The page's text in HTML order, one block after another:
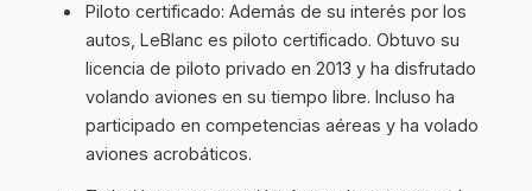
Piloto certificado: Además de su interés por los
autos, LeBlanc es piloto certificado. Obtuvo su
licencia de piloto privado en 2013 y ha disfrutado
volando aviones en su tiempo libre. Incluso ha
participado en competencias aéreas y ha volado
aviones acrobáticos.